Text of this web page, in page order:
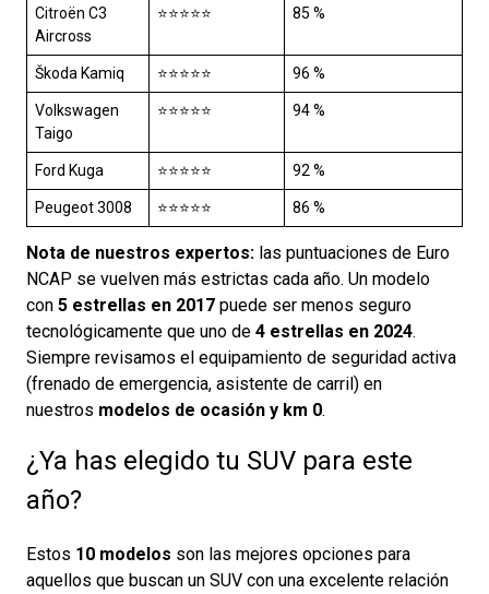
Citroën C3
Aircross
⭐⭐⭐⭐⭐ 85 %
Škoda Kamiq ⭐⭐⭐⭐⭐ 96 %
Volkswagen
Taigo
⭐⭐⭐⭐⭐ 94 %
Ford Kuga ⭐⭐⭐⭐⭐ 92 %
Peugeot 3008 ⭐⭐⭐⭐⭐ 86 %
Nota de nuestros expertos: las puntuaciones de Euro
NCAP se vuelven más estrictas cada año. Un modelo
con 5 estrellas en 2017 puede ser menos seguro
tecnológicamente que uno de 4 estrellas en 2024.
Siempre revisamos el equipamiento de seguridad activa
(frenado de emergencia, asistente de carril) en
nuestros modelos de ocasión y km 0.
¿Ya has elegido tu SUV para este
año?
Estos 10 modelos son las mejores opciones para
aquellos que buscan un SUV con una excelente relación